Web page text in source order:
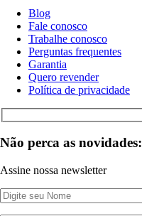
Blog
Fale conosco
Trabalhe conosco
Perguntas frequentes
Garantia
Quero revender
Política de privacidade
Não perca as novidades:
Assine nossa newsletter